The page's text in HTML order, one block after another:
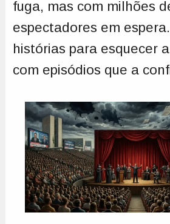
fuga, mas com milhões
espectadores em
histórias para esquecer
com episódios que a